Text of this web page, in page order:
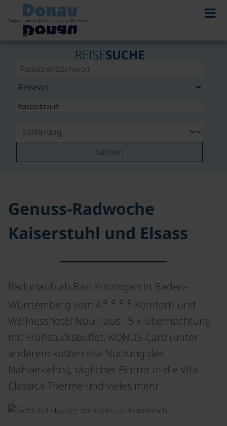
REISESUCHE
Suchen
Genuss-Radwoche
Kaiserstuhl und Elsass
Radurlaub ab Bad Krozingen in Baden-
Württemberg vom 4 ☼☼☼☼ Komfort- und
Wellnesshotel Nouri aus - 5 x Übernachtung
mit Frühstücksbuffet, KONUS-Card (unter
anderem kostenlose Nutzung des
Nahverkehrs), täglicher Eintritt in die Vita
Classica Therme und vieles mehr